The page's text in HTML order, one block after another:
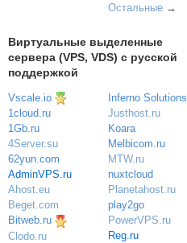
Остальные→
Виртуальные выделенные
сервера (VPS, VDS) с русской
поддержкой
Vscale.io
1cloud.ru
1Gb.ru
4Server.su
62yun.com
AdminVPS.ru
Ahost.eu
Beget.com
Bitweb.ru
Clodo.ru
Inferno Solutions
Justhost.ru
Koara
Melbicom.ru
MTW.ru
nuxtcloud
Planetahost.ru
play2go
PowerVPS.ru
Reg.ru